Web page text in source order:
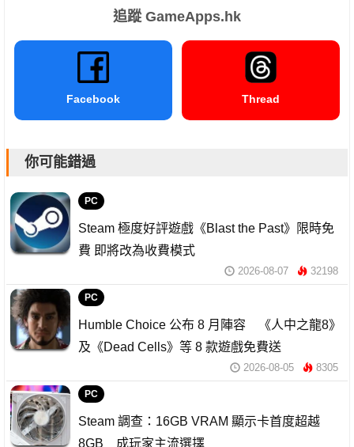
追蹤 GameApps.hk
Facebook Thread
你可能錯過
PC
Steam 極度好評遊戲《Blast the Past》限時免
費 即將改為收費模式
2026-08-07 32198
PC
Humble Choice 公布 8 月陣容 《人中之龍8》
及《Dead Cells》等 8 款遊戲免費送
2026-08-05 8305
PC
Steam 調查：16GB VRAM 顯示卡首度超越
8GB 成玩家主流選擇